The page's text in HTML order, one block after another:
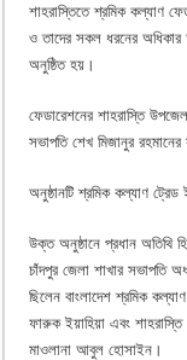
শাহরাস্তিতে শ্রমিক কল্যাণ
ও তাদের সকল ধরনের অধিকার
অনুষ্ঠিত হয়।
ফেডারেশনের শাহরাস্তি
সভাপতি শেখ মিজানুর
অনুষ্ঠানটি শ্রমিক কল্যাণ ট্রেড
উক্ত অনুষ্ঠানে প্রধান অতিথি
চাঁদপুর জেলা শাখার সভাপতি
ছিলেন বাংলাদেশ শ্রমিক
ফারুক ইয়াহিয়া এবং
মাওলানা আবুল হোসাইন।